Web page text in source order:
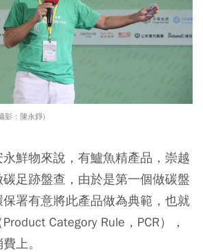
影：陳永錚)
鮮物來說，有鱸魚精產品，崇越
足跡盤查，由於是第一個做碳盤
署有意將此產品做為典範，也就
Category Rule，PCR），
上。